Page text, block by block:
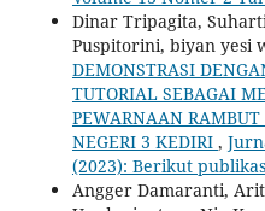
Dinar Tripagita,
Puspitorini, biyan yesi
DEMONSTRASI
TUTORIAL SEBAGAI
PEWARNAAN
NEGERI 3 KEDIRI ,
(2023): Berikut
Angger Damaranti,